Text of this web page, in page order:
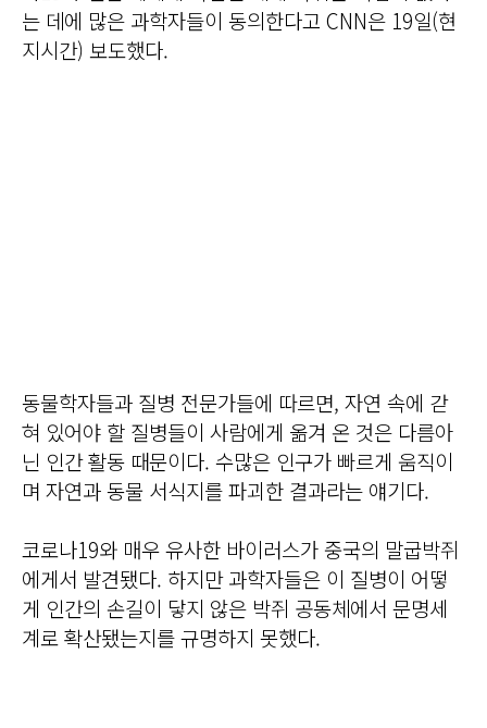
는 데에 많은 과학자들이 동의한다고 CNN은 19일(현
지시간) 보도했다.
동물학자들과 질병 전문가들에 따르면, 자연 속에 갇
혀 있어야 할 질병들이 사람에게 옮겨 온 것은 다름아
닌 인간 활동 때문이다. 수많은 인구가 빠르게 움직이
며 자연과 동물 서식지를 파괴한 결과라는 얘기다.
코로나19와 매우 유사한 바이러스가 중국의 말굽박쥐
에게서 발견됐다. 하지만 과학자들은 이 질병이 어떻
게 인간의 손길이 닿지 않은 박쥐 공동체에서 문명세
계로 확산됐는지를 규명하지 못했다.